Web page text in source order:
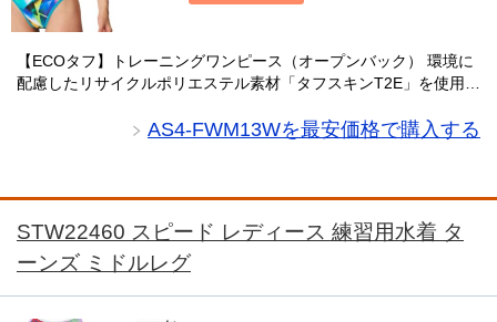
【ECOタフ】トレーニングワンピース（オープンバック） 環境に
配慮したリサイクルポリエステル素材「タフスキンT2E」を使用し
て、光を感じさせるプリントは未来の・・・
AS4-FWM13Wを最安価格で購入する
STW22460 スピード レディース 練習用水着 タ
ーンズ ミドルレグ